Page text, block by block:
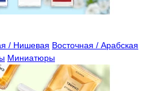
/ Нишевая Восточная / Арабская
Миниатюры